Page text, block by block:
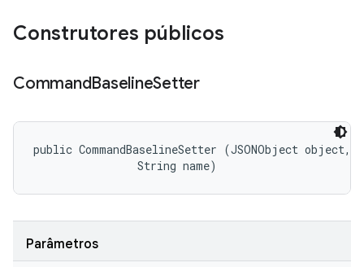
Construtores públicos
CommandBaselineSetter
public CommandBaselineSetter (JSONObject object,
                String name)
Parâmetros